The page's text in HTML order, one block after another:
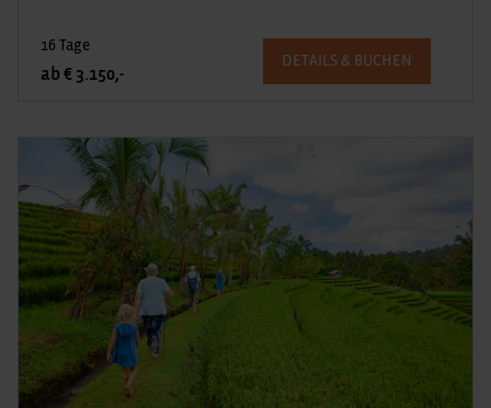
16 Tage
ab € 3.150,-
DETAILS & BUCHEN